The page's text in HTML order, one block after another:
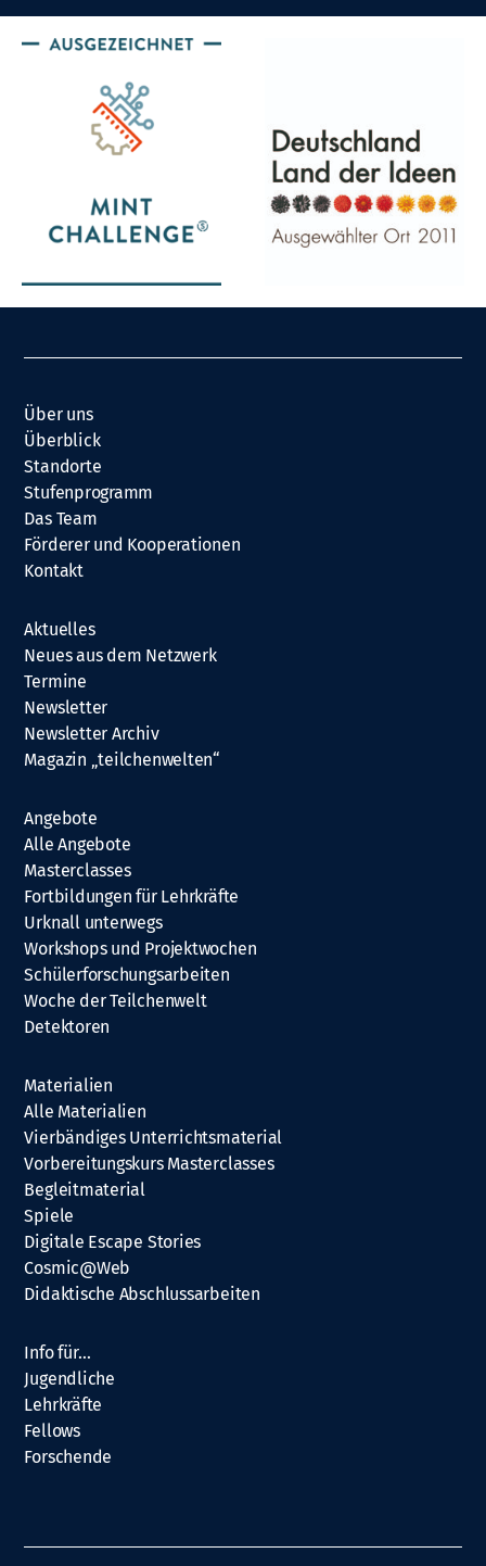
Über uns
Überblick
Standorte
Stufenprogramm
Das Team
Förderer und Kooperationen
Kontakt
Aktuelles
Neues aus dem Netzwerk
Termine
Newsletter
Newsletter Archiv
Magazin „teilchenwelten“
Angebote
Alle Angebote
Masterclasses
Fortbildungen für Lehrkräfte
Urknall unterwegs
Workshops und Projektwochen
Schülerforschungsarbeiten
Woche der Teilchenwelt
Detektoren
Materialien
Alle Materialien
Vierbändiges Unterrichtsmaterial
Vorbereitungskurs Masterclasses
Begleitmaterial
Spiele
Digitale Escape Stories
Cosmic@Web
Didaktische Abschlussarbeiten
Info für…
Jugendliche
Lehrkräfte
Fellows
Forschende